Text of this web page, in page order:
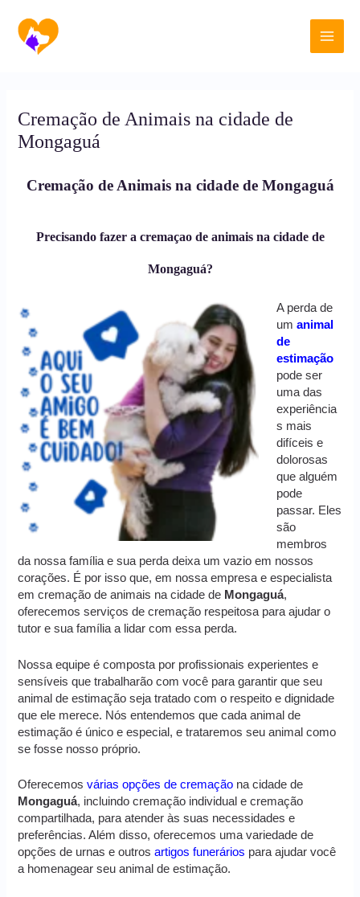
para
conteúdo
Main
Cremação de Animais na cidade de
Mongaguá
Cremação de Animais na cidade de Mongaguá
Precisando fazer a cremaçao de animais na cidade de
Mongaguá?
A perda de
umanimal
de
estimação
pode ser
uma das
experiência
s mais
difíceis e
dolorosas
que alguém
pode
passar. Eles
são
membros
da nossa família e sua perda deixa um vazio em nossos
corações. É por isso que, em nossa empresa e especialista
em cremação de animais na cidade de Mongaguá,
oferecemos serviços de cremação respeitosa para ajudar o
tutor e sua família a lidar com essa perda.
Nossa equipe é composta por profissionais experientes e
sensíveis que trabalharão com você para garantir que seu
animal de estimação seja tratado com o respeito e dignidade
que ele merece. Nós entendemos que cada animal de
estimação é único e especial, e trataremos seu animal como
se fosse nosso próprio.
Oferecemosvárias opções de cremação na cidade de
Mongaguá, incluindo cremação individual e cremação
compartilhada, para atender às suas necessidades e
preferências. Além disso, oferecemos uma variedade de
opções de urnas e outrosartigos funerários para ajudar você
a homenagear seu animal de estimação.